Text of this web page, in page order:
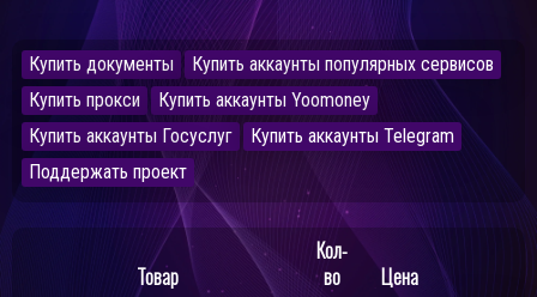
Купить документы
Купить аккаунты популярных сервисов
Купить прокси
Купить аккаунты Yoomoney
Купить аккаунты Госуслуг
Купить аккаунты Telegram
Поддержать проект
Товар
Кол-
во
Цена